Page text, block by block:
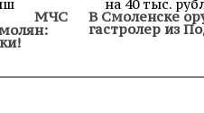
МЧС В Смоленске
гастролер из